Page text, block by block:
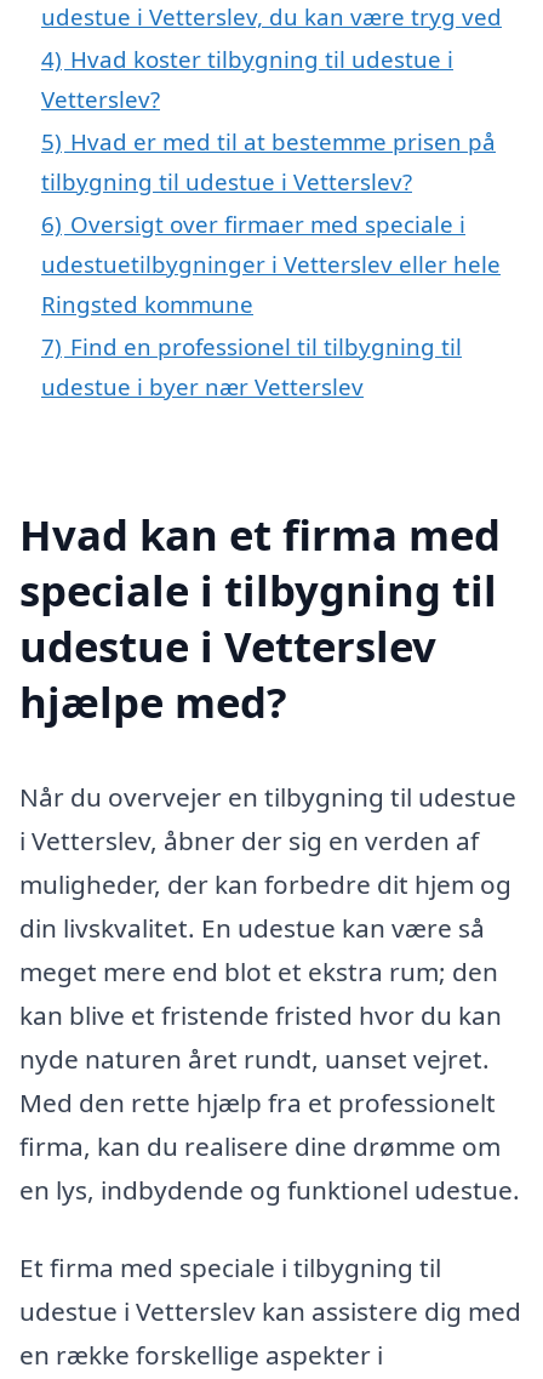
udestue i Vetterslev, du kan være tryg ved
4) Hvad koster tilbygning til udestue i
Vetterslev?
5) Hvad er med til at bestemme prisen på
tilbygning til udestue i Vetterslev?
6) Oversigt over firmaer med speciale i
udestuetilbygninger i Vetterslev eller hele
Ringsted kommune
7) Find en professionel til tilbygning til
udestue i byer nær Vetterslev
Hvad kan et firma med
speciale i tilbygning til
udestue i Vetterslev
hjælpe med?
Når du overvejer en tilbygning til udestue
i Vetterslev, åbner der sig en verden af
muligheder, der kan forbedre dit hjem og
din livskvalitet. En udestue kan være så
meget mere end blot et ekstra rum; den
kan blive et fristende fristed hvor du kan
nyde naturen året rundt, uanset vejret.
Med den rette hjælp fra et professionelt
firma, kan du realisere dine drømme om
en lys, indbydende og funktionel udestue.
Et firma med speciale i tilbygning til
udestue i Vetterslev kan assistere dig med
en række forskellige aspekter i